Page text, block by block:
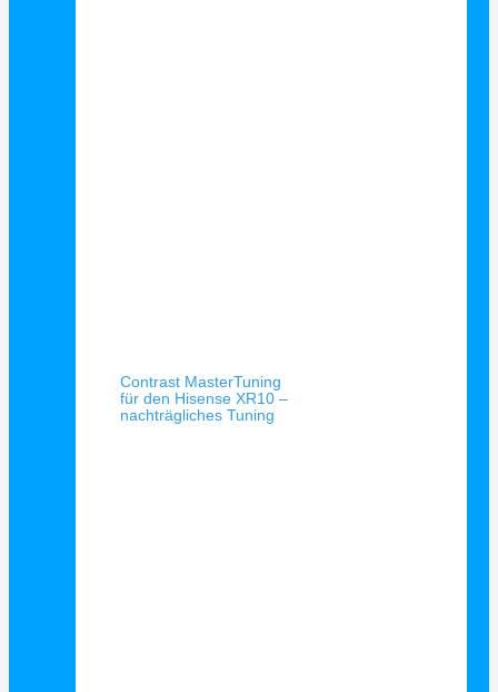
Contrast MasterTuning
für den Hisense XR10 –
nachträgliches Tuning